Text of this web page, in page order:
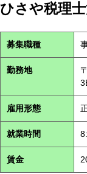
ひさや税理
募集職種
勤務地
雇用形態
就業時間
賃金